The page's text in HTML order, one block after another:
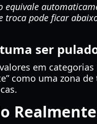
equivale
troca pode ficar
ser
em
como uma zona